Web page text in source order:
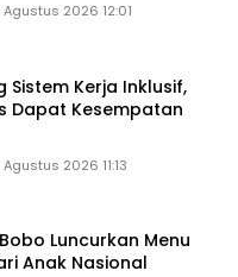
2026 12:01
Sistem Kerja Inklusif,
Dapat Kesempatan
2026 11:13
Luncurkan Menu
Anak Nasional